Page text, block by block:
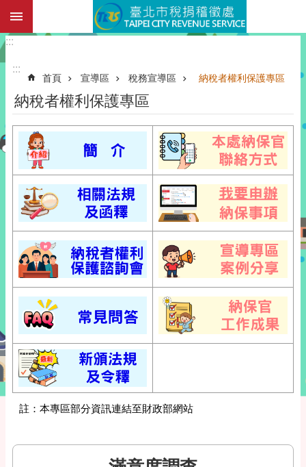
跳到主要內容區塊
:::
:::
首頁 宣導區 稅務宣導區 納稅者權利保護專區
納稅者權利保護專區
註：本專區部分資訊連結至財政部網站